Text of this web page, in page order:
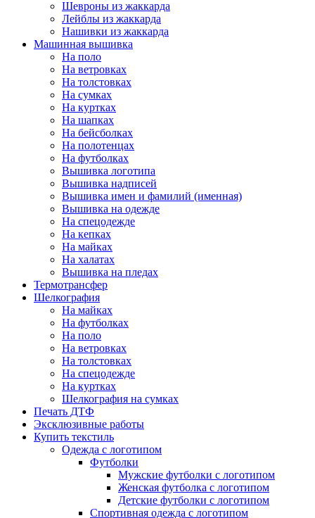
Шевроны из жаккарда
Лейблы из жаккарда
Нашивки из жаккарда
Машинная вышивка
На поло
На ветровках
На толстовках
На сумках
На куртках
На шапках
На бейсболках
На полотенцах
На футболках
Вышивка логотипа
Вышивка надписей
Вышивка имен и фамилий (именная)
Вышивка на одежде
На спецодежде
На кепках
На майках
На халатах
Вышивка на пледах
Термотрансфер
Шелкография
На майках
На футболках
На поло
На ветровках
На толстовках
На спецодежде
На куртках
Шелкография на сумках
Печать ДТФ
Эксклюзивные работы
Купить текстиль
Одежда с логотипом
Футболки
Мужские футболки с логотипом
Женская футболка с логотипом
Детские футболки с логотипом
Спортивная одежда с логотипом